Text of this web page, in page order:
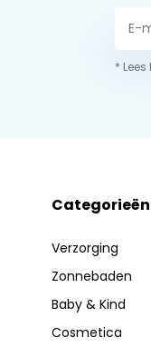
*
Categorieën
Verzorging
Zonnebaden
Baby & Kind
Cosmetica